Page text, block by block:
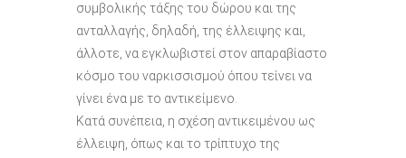
συμβολικής τάξης του δώρου και της
ανταλλαγής, δηλαδή, της έλλειψης και,
άλλοτε, να εγκλωβιστεί στον απαραβίαστο
κόσμο του ναρκισσισμού όπου τείνει να
γίνει ένα με το αντικείμενο.
Κατά συνέπεια, η σχέση αντικειμένου ως
έλλειψη, όπως και το τρίπτυχο της